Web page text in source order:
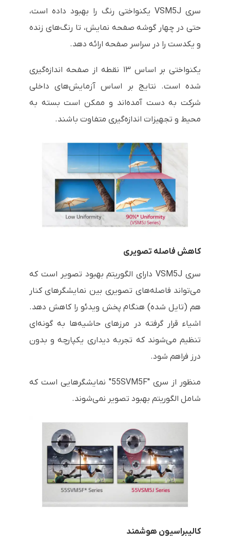
سری VSM5J یکنواختی رنگ را بهبود داده است،
حتی در چهار گوشه صفحه نمایش، تا رنگ‌های زنده
و یکدست را در سراسر صفحه ارائه دهد.
یکنواختی بر اساس ۱۳ نقطه از صفحه اندازه‌گیری
شده است. نتایج بر اساس آزمایش‌های داخلی
شرکت به دست آمده‌اند و ممکن است بسته به
محیط و تجهیزات اندازه‌گیری متفاوت باشند.
کاهش فاصله تصویری
سری VSM5J دارای الگوریتم بهبود تصویر است که
می‌تواند فاصله‌های تصویری بین نمایشگرهای کنار
هم (تایل شده) هنگام پخش ویدئو را کاهش دهد.
اشیاء قرار گرفته در مرزهای حاشیه‌ها به گونه‌ای
تنظیم می‌شوند که تجربه دیداری یکپارچه و بدون
درز فراهم شود.
منظور از سری "55SVM5F" نمایشگرهایی است که
شامل الگوریتم بهبود تصویر نمی‌شوند.
کالیبراسیون هوشمند